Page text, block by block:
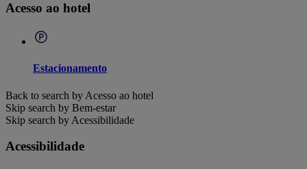
Acesso ao hotel
Estacionamento
Back to search by Acesso ao hotel
Skip search by Bem-estar
Skip search by Acessibilidade
Acessibilidade